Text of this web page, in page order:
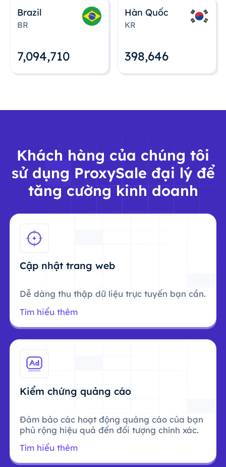
Brazil
BR
7,094,712
Hàn Quốc
KR
398,648
Khách hàng của chúng tôi
sử dụng ProxySale đại lý để
tăng cường kinh doanh
Cập nhật trang web
Dễ dàng thu thập dữ liệu trực tuyến bạn cần.
Tìm hiểu thêm
Kiểm chứng quảng cáo
Đảm bảo các hoạt động quảng cáo của bạn
phủ rộng hiệu quả đến đối tượng chính xác.
Tìm hiểu thêm